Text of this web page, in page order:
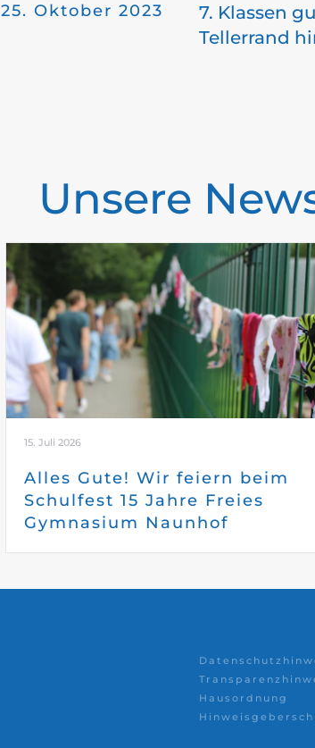
25. Oktober 2023
7. Klassen
Tellerrand
Unsere
15. Juli 2026
Alles Gute! Wir feiern beim
Schulfest 15 Jahre Freies
Gymnasium Naunhof
Hausordnung